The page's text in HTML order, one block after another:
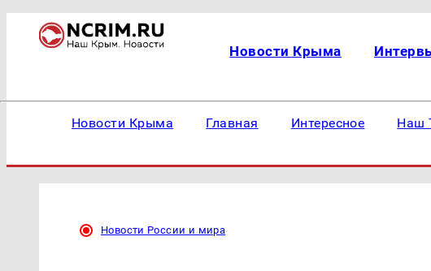
Новости Крыма
Новости Крыма Главная Интересное Наш
Новости России и мира